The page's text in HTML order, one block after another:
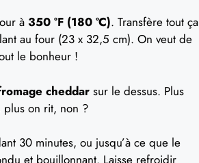
à 350 °F (180 °C). Transfère tout ça
au four (23 x 32,5 cm). On veut de
le bonheur !
cheddar sur le dessus. Plus
plus on rit, non ?
30 minutes, ou jusqu’à ce que le
et bouillonnant. Laisse refroidir